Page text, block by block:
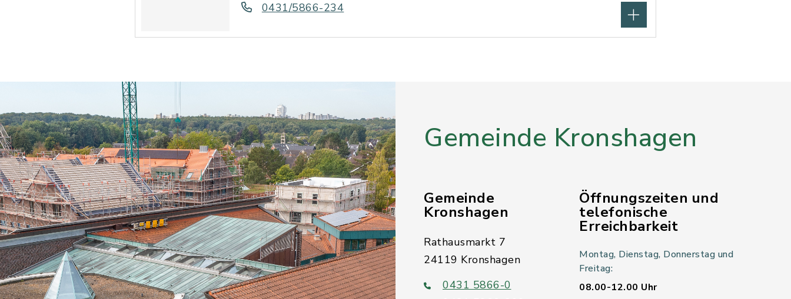
0431/5866-234
Gemeinde Kronshagen
Gemeinde
Kronshagen
Rathausmarkt 7
24119 Kronshagen
0431 5866-0
Öffnungszeiten und
telefonische
Erreichbarkeit
Montag, Dienstag, Donnerstag und
Freitag:
08.00-12.00 Uhr